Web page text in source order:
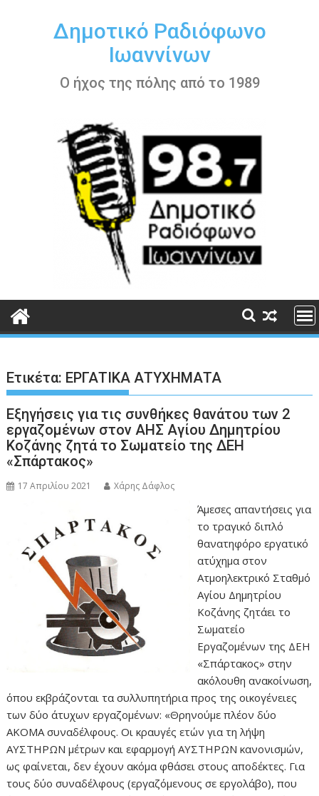
περιεχόμενοΔημοτικό Ραδιόφωνο
Ιωαννίνων
Ο ήχος της πόλης από το 1989
Ετικέτα: ΕΡΓΑΤΙΚΑ ΑΤΥΧΗΜΑΤΑ
Εξηγήσεις για τις συνθήκες θανάτου των 2
εργαζομένων στον ΑΗΣ Αγίου Δημητρίου
Κοζάνης ζητά το Σωματείο της ΔΕΗ
«Σπάρτακος»
17 Απριλίου 2021 Χάρης Δάφλος
Άμεσες απαντήσεις για
το τραγικό διπλό
θανατηφόρο εργατικό
ατύχημα στον
Ατμοηλεκτρικό Σταθμό
Αγίου Δημητρίου
Κοζάνης ζητάει το
Σωματείο
Εργαζομένων της ΔΕΗ
«Σπάρτακος» στην
ακόλουθη ανακοίνωση,
όπου εκβράζονται τα συλλυπητήρια προς της οικογένειες
των δύο άτυχων εργαζομένων: «Θρηνούμε πλέον δύο
ΑΚΟΜΑ συναδέλφους. Οι κραυγές ετών για τη λήψη
ΑΥΣΤΗΡΩΝ μέτρων και εφαρμογή ΑΥΣΤΗΡΩΝ κανονισμών,
ως φαίνεται, δεν έχουν ακόμα φθάσει στους αποδέκτες. Για
τους δύο συναδέλφους (εργαζόμενους σε εργολάβο), που